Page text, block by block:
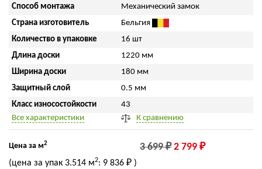
Способ монтажа
Механический замок
Страна изготовитель
Бельгия
Количество в упаковке
16 шт
Длина доски
1220 мм
Ширина доски
180 мм
Защитный слой
0.5 мм
Класс износостойкости
43
Все характеристики
К сравнению
Цена за м2 3 699 ₽ 2 799 ₽
(цена за упак 3.514 м2: 9 836 ₽ )